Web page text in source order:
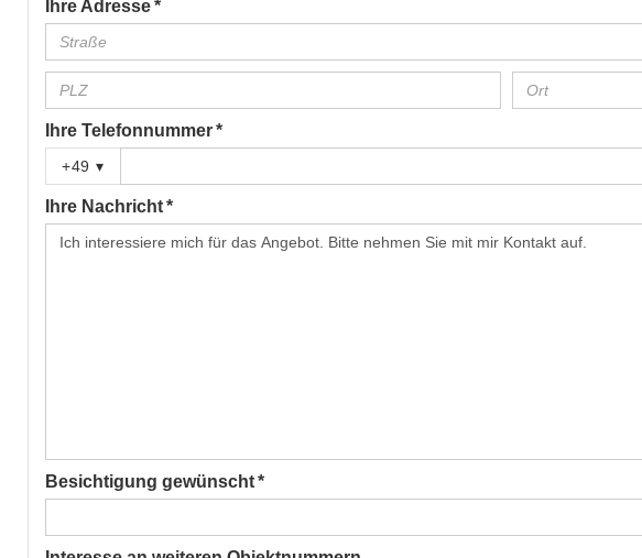
Ihre Adresse *
Ihre Telefonnummer *
+49 ▾
Ihre Nachricht *
Besichtigung gewünscht *